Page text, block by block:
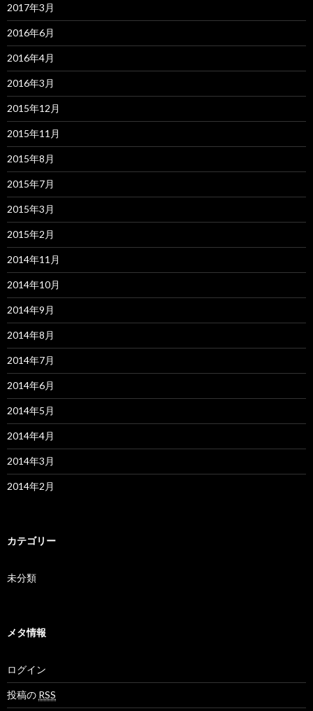
2017年3月
2016年6月
2016年4月
2016年3月
2015年12月
2015年11月
2015年8月
2015年7月
2015年3月
2015年2月
2014年11月
2014年10月
2014年9月
2014年8月
2014年7月
2014年6月
2014年5月
2014年4月
2014年3月
2014年2月
カテゴリー
未分類
メタ情報
ログイン
投稿の RSS